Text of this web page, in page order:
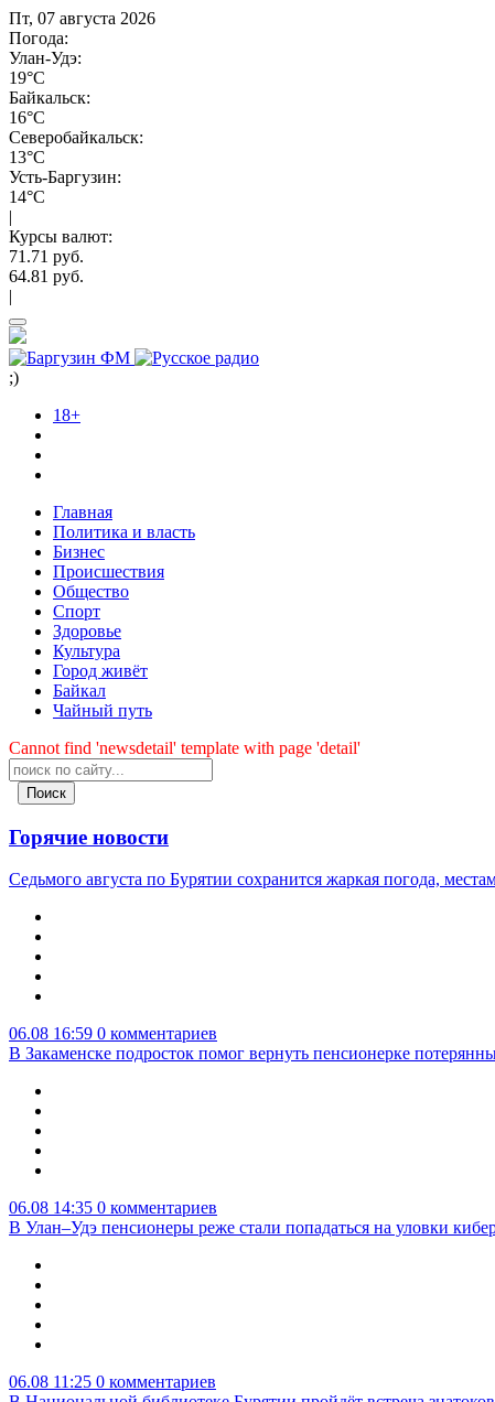
Пт, 07 августа 2026
Погода:
Улан-Удэ:
19°C
Байкальск:
16°C
Северобайкальск:
13°C
Усть-Баргузин:
14°C
|
Курсы валют:
71.71 руб.
64.81 руб.
|
;)
18+
Главная
Политика и власть
Бизнес
Происшествия
Общество
Cпорт
Здоровье
Культура
Город живёт
Байкал
Чайный путь
Cannot find 'newsdetail' template with page 'detail'
Поиск
Горячие новости
Седьмого августа по Бурятии сохранится жаркая погода,
06.08 16:59 0 комментариев
В Закаменске подросток помог вернуть пенсионерке
06.08 14:35 0 комментариев
В Улан–Удэ пенсионеры реже стали попадаться на уловки
06.08 11:25 0 комментариев